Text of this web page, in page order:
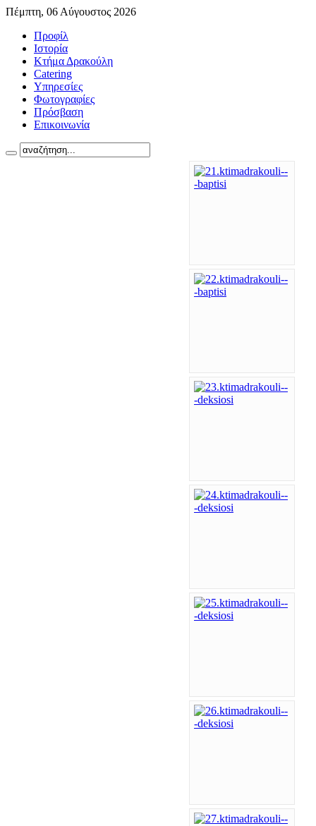
Πέμπτη, 06 Αύγουστος 2026
Προφίλ
Ιστορία
Κτήμα Δρακούλη
Catering
Υπηρεσίες
Φωτογραφίες
Πρόσβαση
Επικοινωνία